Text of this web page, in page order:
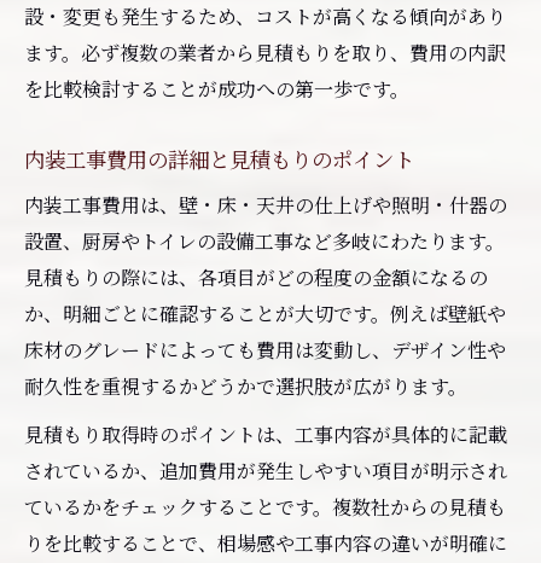
設・変更も発生するため、コストが高くなる傾向があり
ます。必ず複数の業者から見積もりを取り、費用の内訳
を比較検討することが成功への第一歩です。
内装工事費用の詳細と見積もりのポイント
内装工事費用は、壁・床・天井の仕上げや照明・什器の
設置、厨房やトイレの設備工事など多岐にわたります。
見積もりの際には、各項目がどの程度の金額になるの
か、明細ごとに確認することが大切です。例えば壁紙や
床材のグレードによっても費用は変動し、デザイン性や
耐久性を重視するかどうかで選択肢が広がります。
見積もり取得時のポイントは、工事内容が具体的に記載
されているか、追加費用が発生しやすい項目が明示され
ているかをチェックすることです。複数社からの見積も
りを比較することで、相場感や工事内容の違いが明確に